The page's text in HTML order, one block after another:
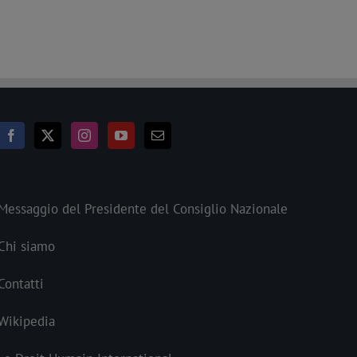
del Presidente del Consiglio Nazionale
siamo